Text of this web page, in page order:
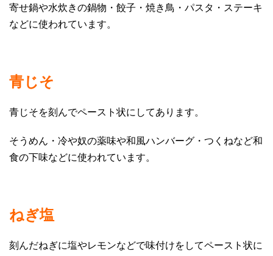
寄せ鍋や水炊きの鍋物・餃子・焼き鳥・パスタ・ステーキ
などに使われています。
青じそ
青じそを刻んでペースト状にしてあります。
そうめん・冷や奴の薬味や和風ハンバーグ・つくねなど和
食の下味などに使われています。
ねぎ塩
刻んだねぎに塩やレモンなどで味付けをしてペースト状に